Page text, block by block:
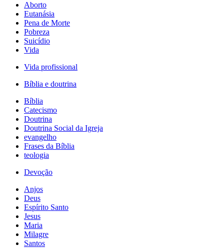
Aborto
Eutanásia
Pena de Morte
Pobreza
Suicídio
Vida
Vida profissional
Bíblia e doutrina
Bíblia
Catecismo
Doutrina
Doutrina Social da Igreja
evangelho
Frases da Bíblia
teologia
Devoção
Anjos
Deus
Espírito Santo
Jesus
Maria
Milagre
Santos